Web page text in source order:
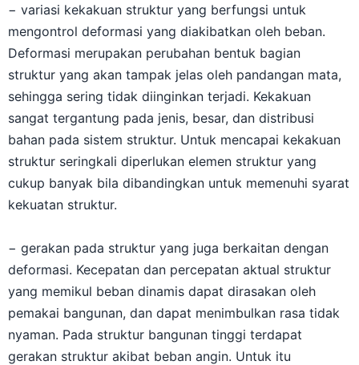
− variasi kekakuan struktur yang berfungsi untuk
mengontrol deformasi yang diakibatkan oleh beban.
Deformasi merupakan perubahan bentuk bagian
struktur yang akan tampak jelas oleh pandangan mata,
sehingga sering tidak diinginkan terjadi. Kekakuan
sangat tergantung pada jenis, besar, dan distribusi
bahan pada sistem struktur. Untuk mencapai kekakuan
struktur seringkali diperlukan elemen struktur yang
cukup banyak bila dibandingkan untuk memenuhi syarat
kekuatan struktur.
− gerakan pada struktur yang juga berkaitan dengan
deformasi. Kecepatan dan percepatan aktual struktur
yang memikul beban dinamis dapat dirasakan oleh
pemakai bangunan, dan dapat menimbulkan rasa tidak
nyaman. Pada struktur bangunan tinggi terdapat
gerakan struktur akibat beban angin. Untuk itu